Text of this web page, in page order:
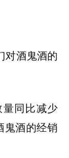
对酒鬼酒的
同比减少
鬼酒的经销